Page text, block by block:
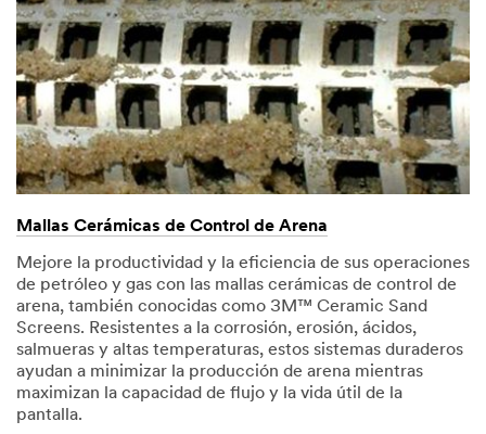
Mallas Cerámicas de Control de Arena
Mejore la productividad y la eficiencia de sus operaciones
de petróleo y gas con las mallas cerámicas de control de
arena, también conocidas como 3M™ Ceramic Sand
Screens. Resistentes a la corrosión, erosión, ácidos,
salmueras y altas temperaturas, estos sistemas duraderos
ayudan a minimizar la producción de arena mientras
maximizan la capacidad de flujo y la vida útil de la
pantalla.